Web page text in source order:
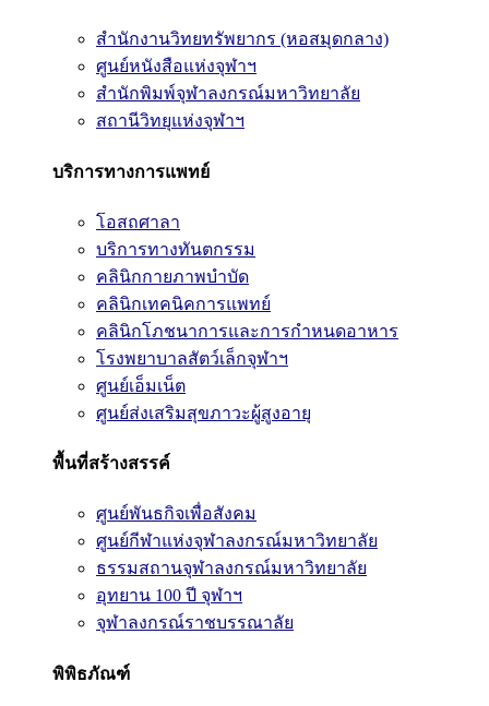
สำนักงานวิทยทรัพยากร (หอสมุดกลาง)
ศูนย์หนังสือแห่งจุฬาฯ
สำนักพิมพ์จุฬาลงกรณ์มหาวิทยาลัย
สถานีวิทยุแห่งจุฬาฯ
บริการทางการแพทย์
โอสถศาลา
บริการทางทันตกรรม
คลินิกกายภาพบำบัด
คลินิกเทคนิคการแพทย์
คลินิกโภชนาการและการกำหนดอาหาร
โรงพยาบาลสัตว์เล็กจุฬาฯ
ศูนย์เอ็มเน็ต
ศูนย์ส่งเสริมสุขภาวะผู้สูงอายุ
พื้นที่สร้างสรรค์
ศูนย์พันธกิจเพื่อสังคม
ศูนย์กีฬาแห่งจุฬาลงกรณ์มหาวิทยาลัย
ธรรมสถานจุฬาลงกรณ์มหาวิทยาลัย
อุทยาน 100 ปี จุฬาฯ
จุฬาลงกรณ์ราชบรรณาลัย
พิพิธภัณฑ์